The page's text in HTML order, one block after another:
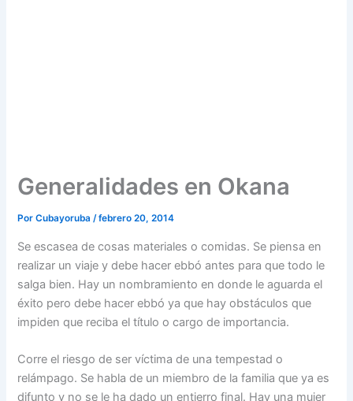
Generalidades en Okana
PorCubayoruba/febrero 20, 2014
Se escasea de cosas materiales o comidas. Se piensa en
realizar un viaje y debe hacer ebbó antes para que todo le
salga bien. Hay un nombramiento en donde le aguarda el
éxito pero debe hacer ebbó ya que hay obstáculos que
impiden que reciba el título o cargo de importancia.
Corre el riesgo de ser víctima de una tempestad o
relámpago. Se habla de un miembro de la familia que ya es
difunto y no se le ha dado un entierro final. Hay una mujer